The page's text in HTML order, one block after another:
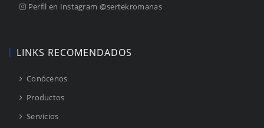
Perfil en Instagram @sertekromanas
LINKS RECOMENDADOS
Conócenos
Productos
Servicios